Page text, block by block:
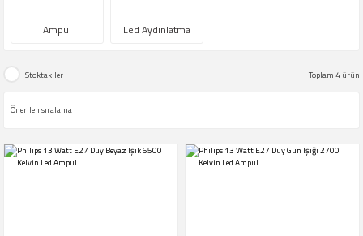
Ampul Led Aydınlatma
Stoktakiler Toplam 4 ürün